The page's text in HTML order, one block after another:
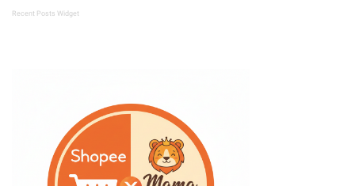
Recent Posts Widget